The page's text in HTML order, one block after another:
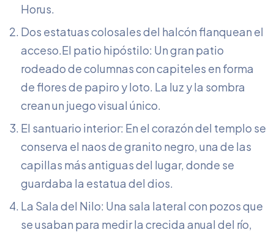
Horus.
Dos estatuas colosales del halcón flanquean el
acceso.El patio hipóstilo: Un gran patio
rodeado de columnas con capiteles en forma
de flores de papiro y loto. La luz y la sombra
crean un juego visual único.
El santuario interior: En el corazón del templo se
conserva el naos de granito negro, una de las
capillas más antiguas del lugar, donde se
guardaba la estatua del dios.
La Sala del Nilo: Una sala lateral con pozos que
se usaban para medir la crecida anual del río,